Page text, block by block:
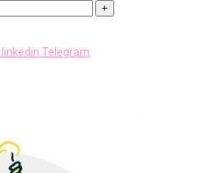
linkedin Telegram